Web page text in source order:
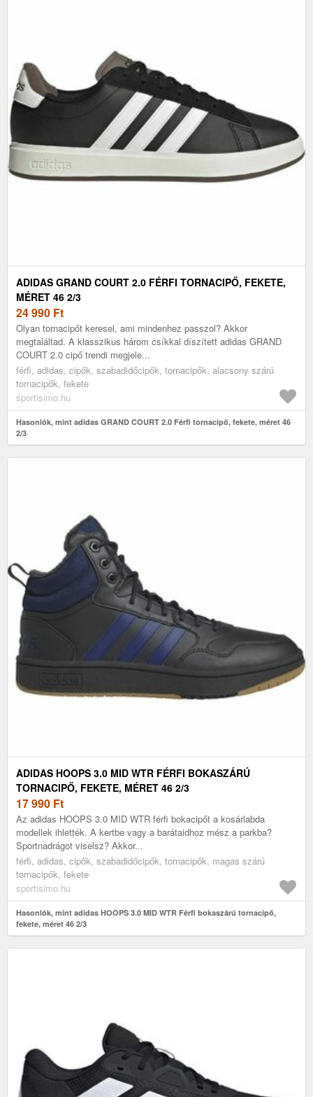
ADIDAS GRAND COURT 2.0 FÉRFI TORNACIPŐ, FEKETE,
MÉRET 46 2/3
24 990 Ft
Olyan tornacipőt keresel, ami mindenhez passzol? Akkor
megtaláltad. A klasszikus három csíkkal díszített adidas GRAND
COURT 2.0 cipő trendi megjele...
férfi, adidas, cipők, szabadidőcipők, tornacipők, alacsony szárú
tornacipők, fekete
sportisimo.hu
Hasonlók, mint adidas GRAND COURT 2.0 Férfi tornacipő, fekete, méret 46
2/3
ADIDAS HOOPS 3.0 MID WTR FÉRFI BOKASZÁRÚ
TORNACIPŐ, FEKETE, MÉRET 46 2/3
17 990 Ft
Az adidas HOOPS 3.0 MID WTR férfi bokacipőt a kosárlabda
modellek ihlették. A kertbe vagy a barátaidhoz mész a parkba?
Sportnadrágot viselsz? Akkor...
férfi, adidas, cipők, szabadidőcipők, tornacipők, magas szárú
tornacipők, fekete
sportisimo.hu
Hasonlók, mint adidas HOOPS 3.0 MID WTR Férfi bokaszárú tornacipő,
fekete, méret 46 2/3